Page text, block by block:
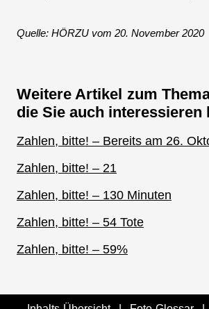
Quelle: HÖRZU vom 20. November 2020
Weitere Artikel zum
die Sie auch interessieren
Zahlen, bitte! – Bereits am 26.
Zahlen, bitte! – 21
Zahlen, bitte! – 130 Minuten
Zahlen, bitte! – 54 Tote
Zahlen, bitte! – 59%